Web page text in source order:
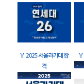
🏅 2025 서울과기대 합
격
🏅